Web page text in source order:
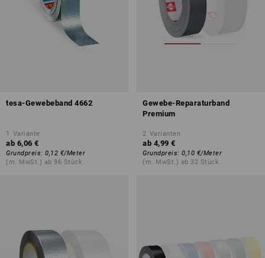
tesa-Gewebeband 4662
1 Variante
ab 6,06 €
Grundpreis: 0,12 €/Meter
(m. MwSt.) ab 96 Stück
Gewebe-Reparaturband
Premium
2 Varianten
ab 4,99 €
Grundpreis: 0,10 €/Meter
(m. MwSt.) ab 32 Stück